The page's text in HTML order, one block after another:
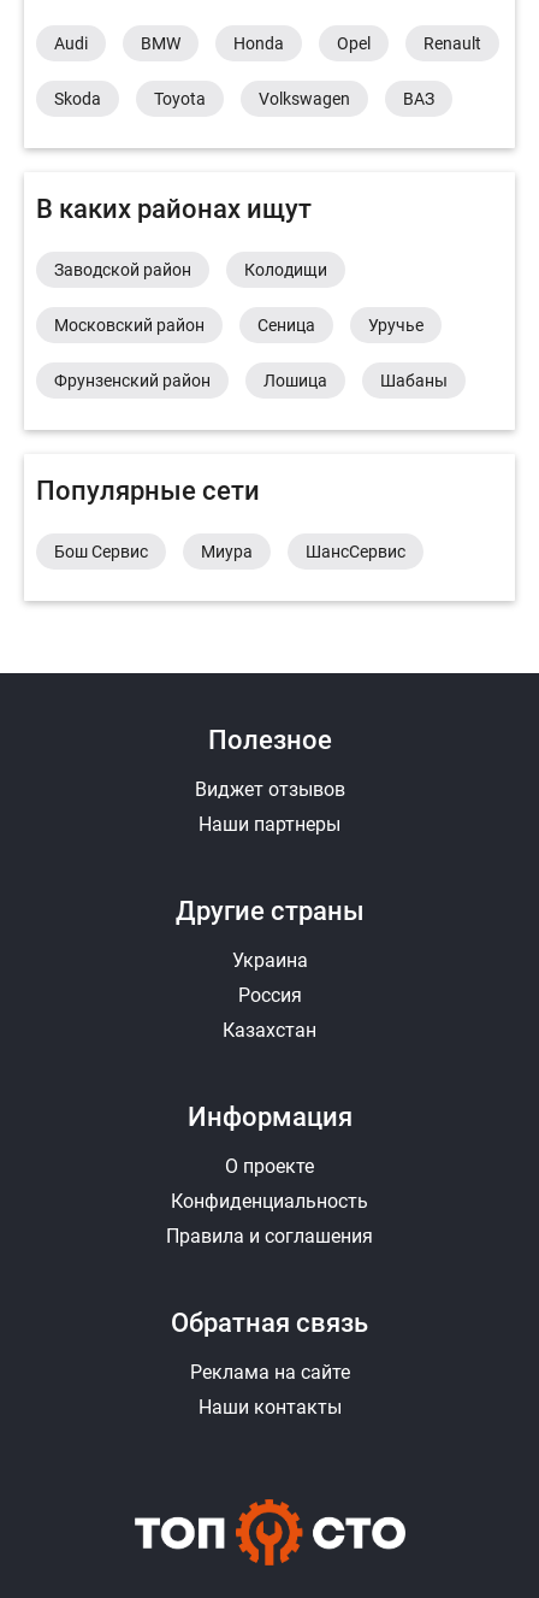
Audi BMW Honda Opel Renault
Skoda Toyota Volkswagen ВАЗ
В каких районах ищут
Заводской район Колодищи
Московский район Сеница Уручье
Фрунзенский район Лошица Шабаны
Популярные сети
Бош Сервис Миура ШансСервис
Другие страны
Украина
Россия
Казахстан
Полезное
Виджет отзывов
Наши партнеры
Информация
О проекте
Конфиденциальность
Правила и соглашения
Обратная связь
Реклама на сайте
Наши контакты